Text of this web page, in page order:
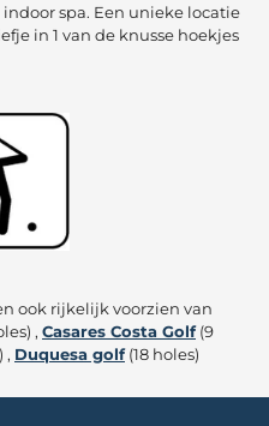
spa. Een unieke locatie
in 1 van de knusse hoekjes
ook rijkelijk voorzien van
, Casares Costa Golf(9
, Duquesa golf(18 holes)